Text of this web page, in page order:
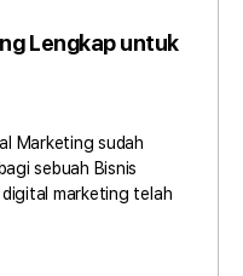
Lengkap untuk
Marketing sudah
sebuah Bisnis
digital marketing telah